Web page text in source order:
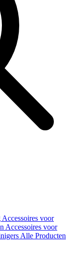
Accessoires voor
Accessoires voor
Alle Producten